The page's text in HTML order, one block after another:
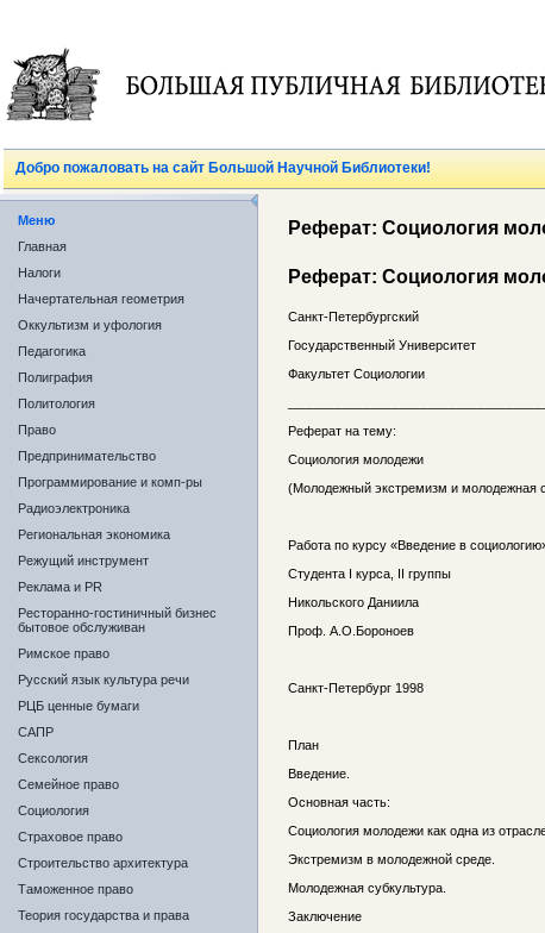
Добро пожаловать на сайт Большой Научной Библиотеки!
Меню
Главная
Налоги
Начертательная геометрия
Оккультизм и уфология
Педагогика
Полиграфия
Политология
Право
Предпринимательство
Программирование и комп-ры
Радиоэлектроника
Региональная экономика
Режущий инструмент
Реклама и PR
Ресторанно-гостиничный бизнес
бытовое обслуживан
Римское право
Русский язык культура речи
РЦБ ценные бумаги
САПР
Сексология
Семейное право
Социология
Страховое право
Строительство архитектура
Таможенное право
Теория государства и права
Реферат: Социология
Реферат: Социология
Санкт-Петербургский
Государственный Университет
Факультет Социологии
Реферат на тему:
Социология молодежи
(Молодежный экстремизм и молодежная
Работа по курсу «Введение в
Студента I курса, II группы
Никольского Даниила
Проф. А.О.Бороноев
Санкт-Петербург 1998
План
Введение.
Основная часть:
Социология молодежи как одна из
Экстремизм в молодежной среде.
Молодежная субкультура.
Заключение